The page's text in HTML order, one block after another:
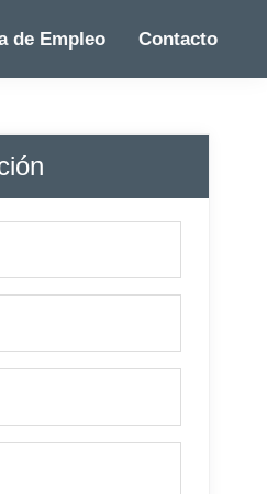
de Empleo Contacto